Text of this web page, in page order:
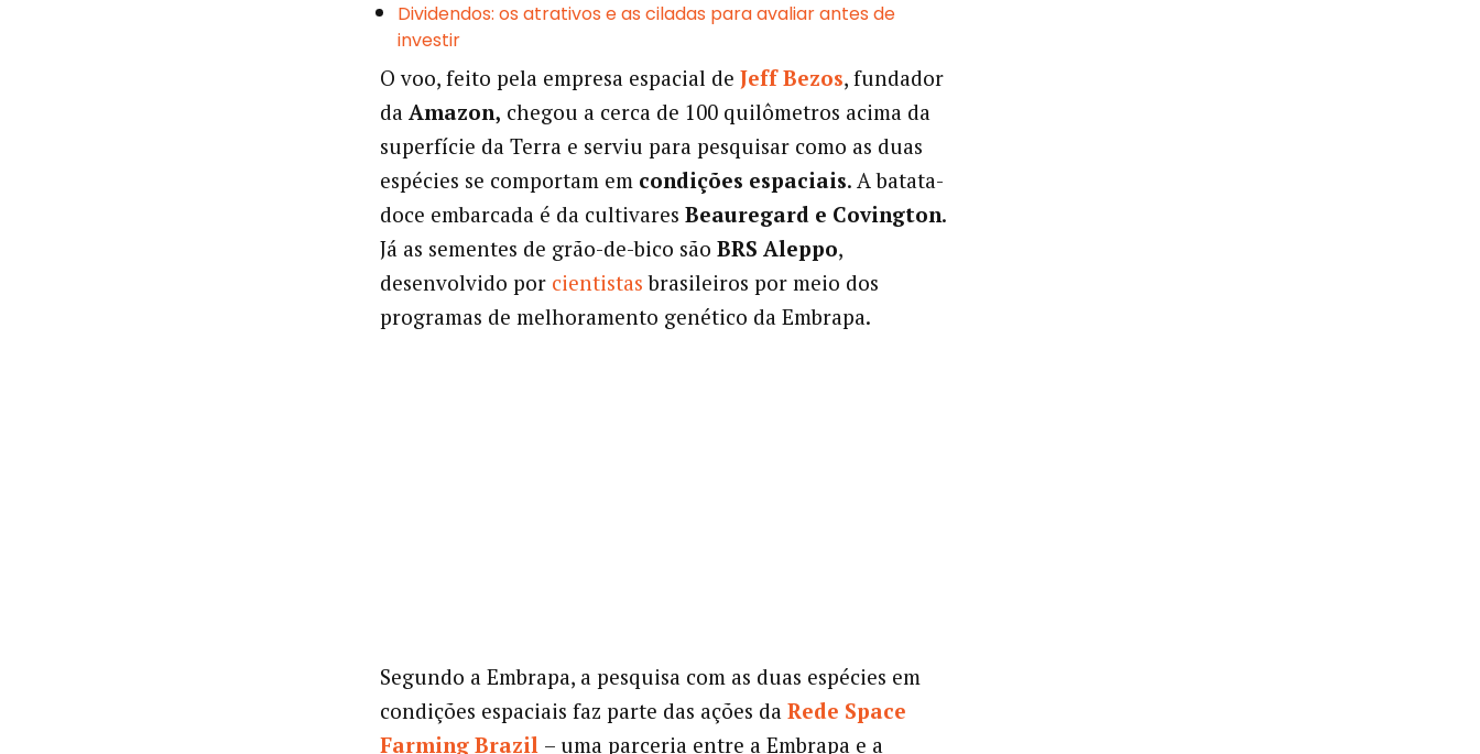
Dividendos: os atrativos e as ciladas para avaliar antes de
investir
O voo, feito pela empresa espacial de Jeff Bezos, fundador
da Amazon, chegou a cerca de 100 quilômetros acima da
superfície da Terra e serviu para pesquisar como as duas
espécies se comportam em condições espaciais. A batata-
doce embarcada é da cultivares Beauregard e Covington.
Já as sementes de grão-de-bico são BRS Aleppo,
desenvolvido por cientistas brasileiros por meio dos
programas de melhoramento genético da Embrapa.
Segundo a Embrapa, a pesquisa com as duas espécies em
condições espaciais faz parte das ações da Rede Space
Farming Brazil – uma parceria entre a Embrapa e a